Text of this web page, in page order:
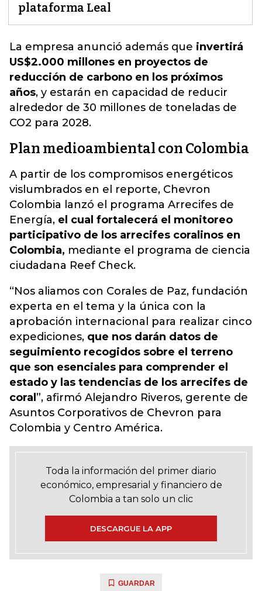
plataforma Leal
La empresa anunció además que invertirá
US$2.000 millones en proyectos de
reducción de carbono en los próximos
años, y estarán en capacidad de reducir
alrededor de 30 millones de toneladas de
CO2 para 2028.
Plan medioambiental con Colombia
A partir de los compromisos energéticos
vislumbrados en el reporte, Chevron
Colombia lanzó el programa Arrecifes de
Energía, el cual fortalecerá el monitoreo
participativo de los arrecifes coralinos en
Colombia, mediante el programa de ciencia
ciudadana Reef Check.
“Nos aliamos con Corales de Paz, fundación
experta en el tema y la única con la
aprobación internacional para realizar cinco
expediciones, que nos darán datos de
seguimiento recogidos sobre el terreno
que son esenciales para comprender el
estado y las tendencias de los arrecifes de
coral ”, afirmó Alejandro Riveros, gerente de
Asuntos Corporativos de Chevron para
Colombia y Centro América.
Toda la información del primer diario
económico, empresarial y financiero de
Colombia a tan solo un clic
DESCARGUE LA APP
GUARDAR